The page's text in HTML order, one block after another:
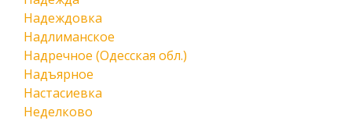
Надеждовка
Надлиманское
Надречное (Одесская обл.)
Надъярное
Настасиевка
Неделково